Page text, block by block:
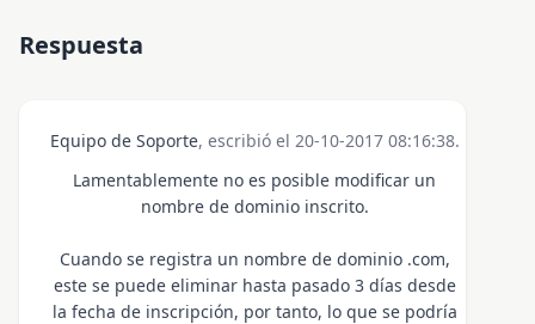
Respuesta
Equipo de Soporte, escribió el 20-10-2017 08:16:38.
Lamentablemente no es posible modificar un
nombre de dominio inscrito.
Cuando se registra un nombre de dominio .com,
este se puede eliminar hasta pasado 3 días desde
la fecha de inscripción, por tanto, lo que se podría